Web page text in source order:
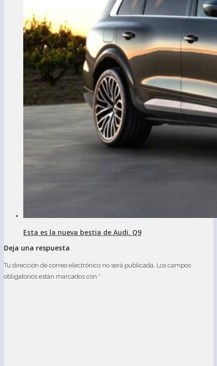
Esta es la nueva bestia de Audi. Q9
Deja una respuesta
Tu dirección de correo electrónico no será publicada. Los campos
obligatorios están marcados con *